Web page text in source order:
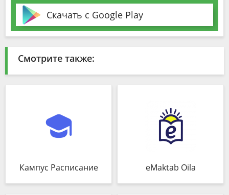
Скачать с Google Play
Смотрите также:
Кампус Расписание eMaktab Oila